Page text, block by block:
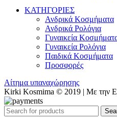
ΚΑΤΗΓΟΡΙΕΣ
Ανδρικά Κοσμήματα
Ανδρικά Ρολόγια
Γυναικεία
Γυναικεία Ρολόγια
Παιδικά Κοσμήματα
Προσφορές
Αίτημα υπαναχώρησης
Kirki Kosmima © 2019 | Με την